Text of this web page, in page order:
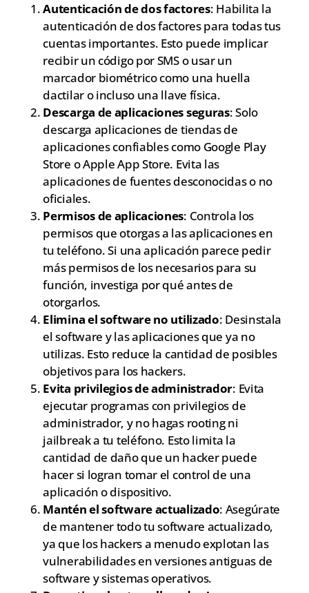
Autenticación de dos factores: Habilita la
autenticación de dos factores para todas tus
cuentas importantes. Esto puede implicar
recibir un código por SMS o usar un
marcador biométrico como una huella
dactilar o incluso una llave física.
Descarga de aplicaciones seguras: Solo
descarga aplicaciones de tiendas de
aplicaciones confiables como Google Play
Store o Apple App Store. Evita las
aplicaciones de fuentes desconocidas o no
oficiales.
Permisos de aplicaciones: Controla los
permisos que otorgas a las aplicaciones en
tu teléfono. Si una aplicación parece pedir
más permisos de los necesarios para su
función, investiga por qué antes de
otorgarlos.
Elimina el software no utilizado: Desinstala
el software y las aplicaciones que ya no
utilizas. Esto reduce la cantidad de posibles
objetivos para los hackers.
Evita privilegios de administrador: Evita
ejecutar programas con privilegios de
administrador, y no hagas rooting ni
jailbreak a tu teléfono. Esto limita la
cantidad de daño que un hacker puede
hacer si logran tomar el control de una
aplicación o dispositivo.
Mantén el software actualizado: Asegúrate
de mantener todo tu software actualizado,
ya que los hackers a menudo explotan las
vulnerabilidades en versiones antiguas de
software y sistemas operativos.